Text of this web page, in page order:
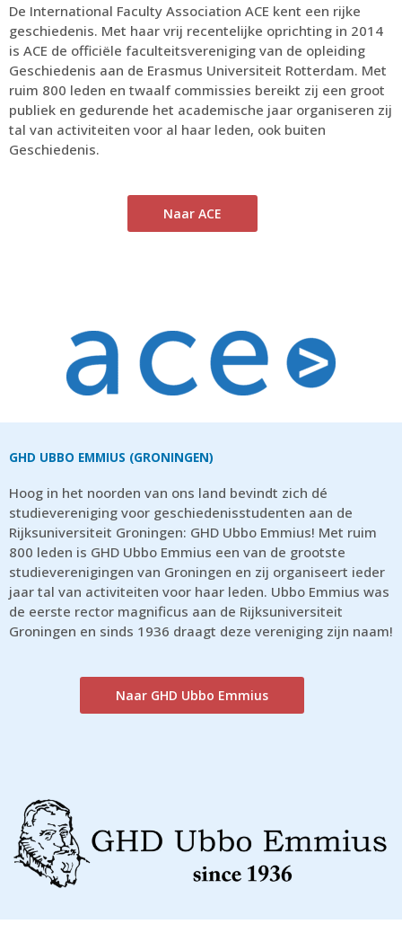
De International Faculty Association ACE kent een rijke
geschiedenis. Met haar vrij recentelijke oprichting in 2014
is ACE de officiële faculteitsvereniging van de opleiding
Geschiedenis aan de Erasmus Universiteit Rotterdam. Met
ruim 800 leden en twaalf commissies bereikt zij een groot
publiek en gedurende het academische jaar organiseren zij
tal van activiteiten voor al haar leden, ook buiten
Geschiedenis.
Naar ACE
GHD UBBO EMMIUS (GRONINGEN)
Hoog in het noorden van ons land bevindt zich dé
studievereniging voor geschiedenisstudenten aan de
Rijksuniversiteit Groningen: GHD Ubbo Emmius! Met ruim
800 leden is GHD Ubbo Emmius een van de grootste
studieverenigingen van Groningen en zij organiseert ieder
jaar tal van activiteiten voor haar leden. Ubbo Emmius was
de eerste rector magnificus aan de Rijksuniversiteit
Groningen en sinds 1936 draagt deze vereniging zijn naam!
Naar GHD Ubbo Emmius